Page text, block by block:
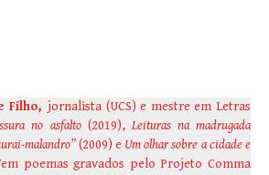
Filho, jornalista (UCS) e mestre em Letras
no asfalto(2019), Leituras na madrugada
malandro”(2009) e Um olhar sobre a cidade e
poemas gravados pelo Projeto Comma